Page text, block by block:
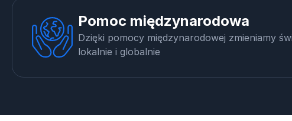
Pomoc międzynarodowa
Dzięki pomocy międzynarodowej zmieniamy
lokalnie i globalnie